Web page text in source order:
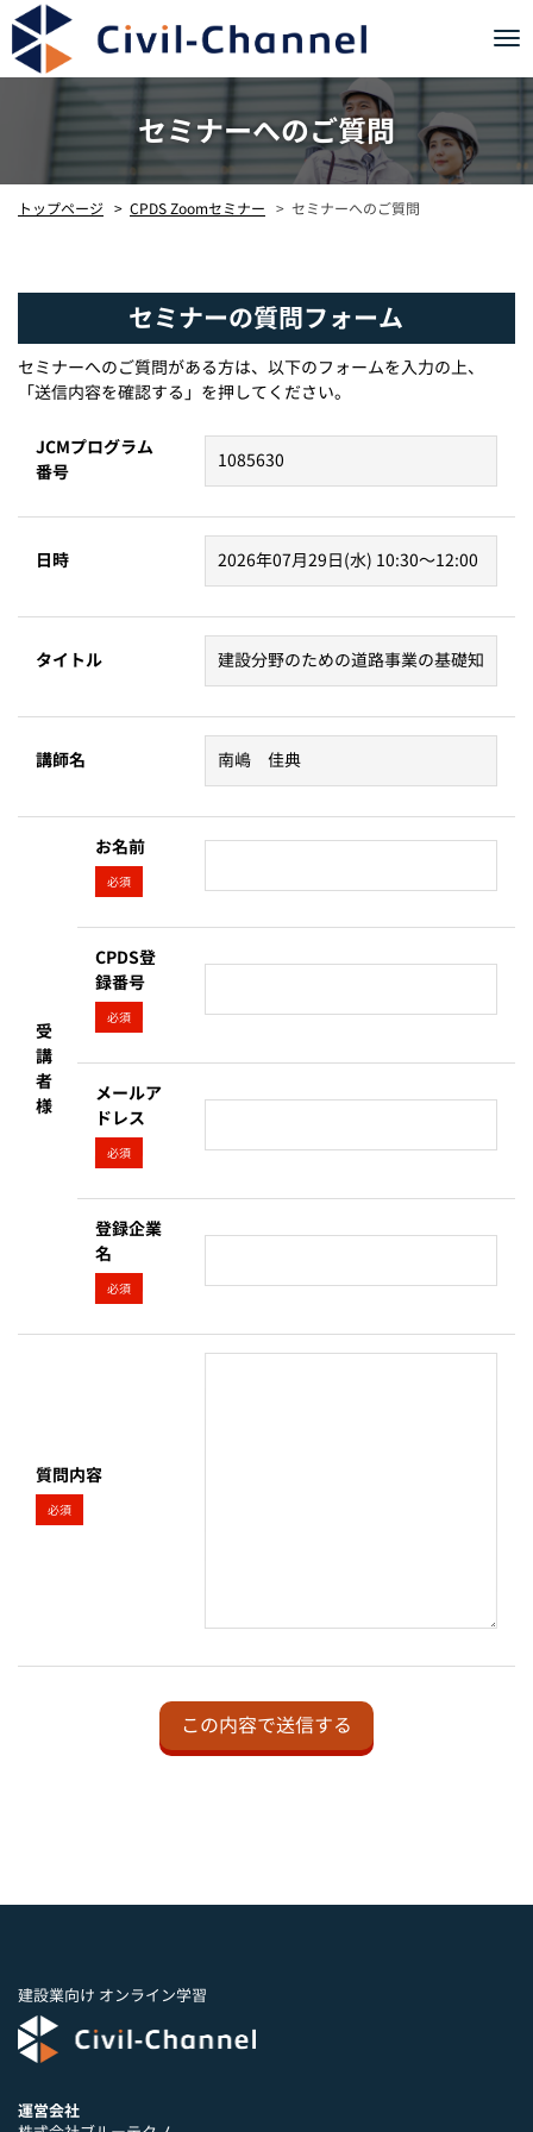
セミナーへのご質問
トップページ CPDS Zoomセミナー セミナーへのご質問
セミナーの質問フォーム
セミナーへのご質問がある方は、以下のフォームを入力の上、
「送信内容を確認する」を押してください。
JCMプログラム
番号
日時
タイトル
講師名
受
講
者
様
お名前
必須
CPDS登
録番号
必須
メールア
ドレス
必須
登録企業
名
必須
質問内容
必須
建設業向け オンライン学習
運営会社